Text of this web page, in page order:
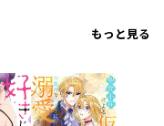
もっと見る